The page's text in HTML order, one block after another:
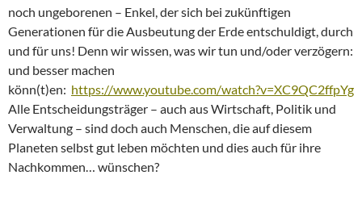
noch ungeborenen – Enkel, der sich bei zukünftigen
Generationen für die Ausbeutung der Erde entschuldigt, durch
und für uns! Denn wir wissen, was wir tun und/oder verzögern:
und besser machen
könn(t)en: https://www.youtube.com/watch?v=XC9QC2ffpYg
Alle Entscheidungsträger – auch aus Wirtschaft, Politik und
Verwaltung – sind doch auch Menschen, die auf diesem
Planeten selbst gut leben möchten und dies auch für ihre
Nachkommen… wünschen?